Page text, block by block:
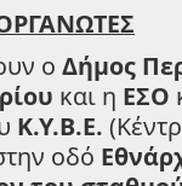
ο Δήμος
και η ΕΣΟ
Κ.Υ.Β.Ε.
οδό